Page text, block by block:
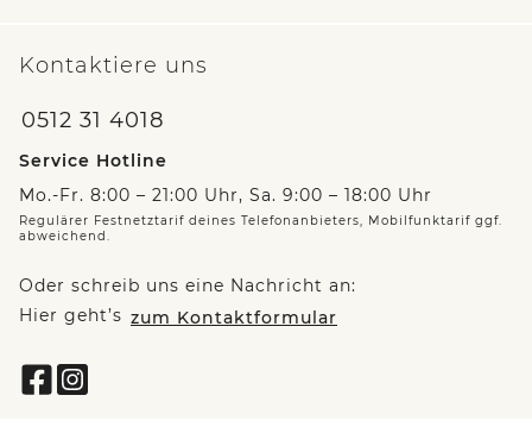
Kontaktiere uns
0512 31 4018
Service Hotline
Mo.-Fr. 8:00 – 21:00 Uhr, Sa. 9:00 – 18:00 Uhr
Regulärer Festnetztarif deines Telefonanbieters, Mobilfunktarif ggf.
abweichend.
Oder schreib uns eine Nachricht an:
Hier geht’s zum Kontaktformular